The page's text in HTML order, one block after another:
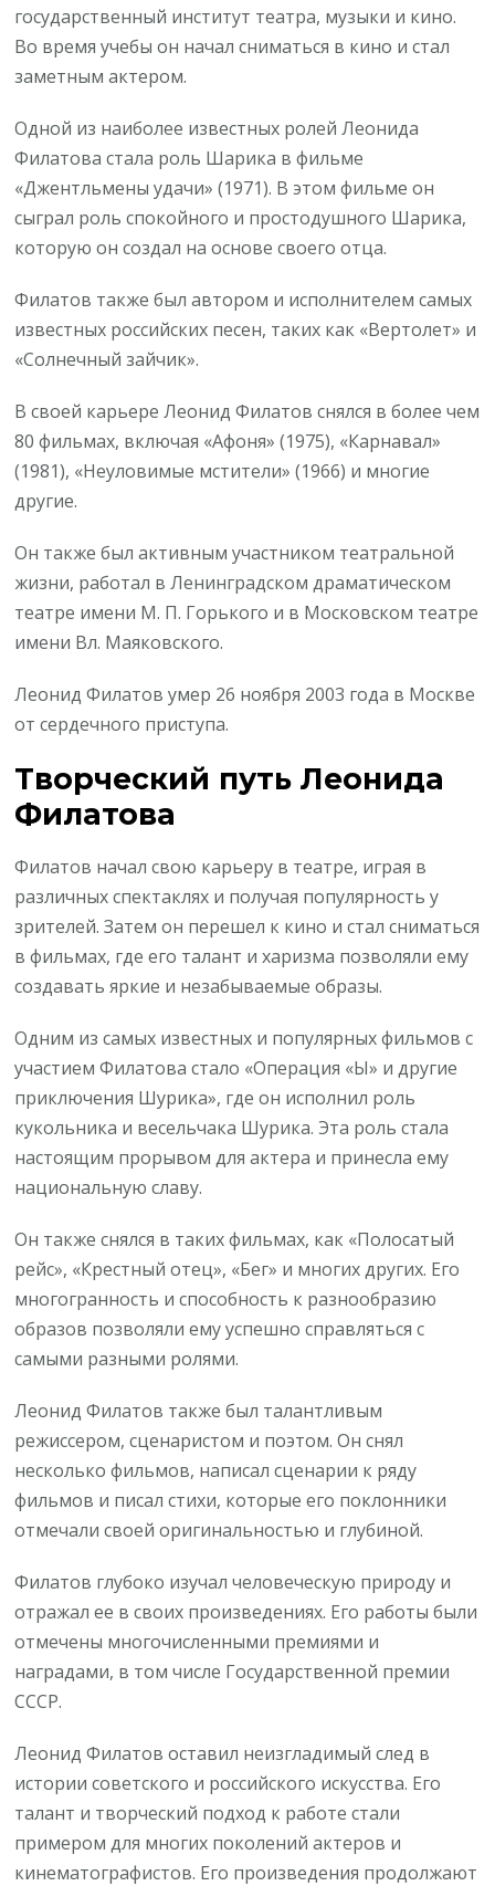
государственный институт театра, музыки и кино.
Во время учебы он начал сниматься в кино и стал
заметным актером.
Одной из наиболее известных ролей Леонида
Филатова стала роль Шарика в фильме
«Джентльмены удачи» (1971). В этом фильме он
сыграл роль спокойного и простодушного Шарика,
которую он создал на основе своего отца.
Филатов также был автором и исполнителем самых
известных российских песен, таких как «Вертолет» и
«Солнечный зайчик».
В своей карьере Леонид Филатов снялся в более чем
80 фильмах, включая «Афоня» (1975), «Карнавал»
(1981), «Неуловимые мстители» (1966) и многие
другие.
Он также был активным участником театральной
жизни, работал в Ленинградском драматическом
театре имени М. П. Горького и в Московском театре
имени Вл. Маяковского.
Леонид Филатов умер 26 ноября 2003 года в Москве
от сердечного приступа.
Творческий путь Леонида
Филатова
Филатов начал свою карьеру в театре, играя в
различных спектаклях и получая популярность у
зрителей. Затем он перешел к кино и стал сниматься
в фильмах, где его талант и харизма позволяли ему
создавать яркие и незабываемые образы.
Одним из самых известных и популярных фильмов с
участием Филатова стало «Операция «Ы» и другие
приключения Шурика», где он исполнил роль
кукольника и весельчака Шурика. Эта роль стала
настоящим прорывом для актера и принесла ему
национальную славу.
Он также снялся в таких фильмах, как «Полосатый
рейс», «Крестный отец», «Бег» и многих других. Его
многогранность и способность к разнообразию
образов позволяли ему успешно справляться с
самыми разными ролями.
Леонид Филатов также был талантливым
режиссером, сценаристом и поэтом. Он снял
несколько фильмов, написал сценарии к ряду
фильмов и писал стихи, которые его поклонники
отмечали своей оригинальностью и глубиной.
Филатов глубоко изучал человеческую природу и
отражал ее в своих произведениях. Его работы были
отмечены многочисленными премиями и
наградами, в том числе Государственной премии
СССР.
Леонид Филатов оставил неизгладимый след в
истории советского и российского искусства. Его
талант и творческий подход к работе стали
примером для многих поколений актеров и
кинематографистов. Его произведения продолжают